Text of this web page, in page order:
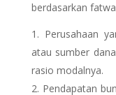
berdasarkan
Perusahaan
atau sumber
rasio modalnya.
Pendapatan